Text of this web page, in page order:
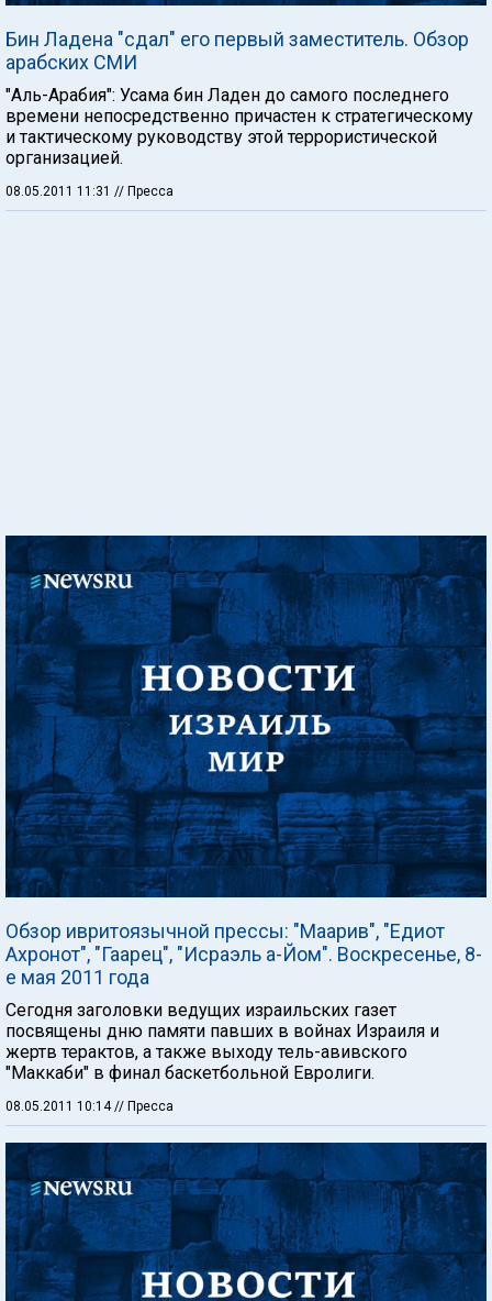
Бин Ладена "сдал" его первый заместитель. Обзор
арабских СМИ
"Аль-Арабия": Усама бин Ладен до самого последнего
времени непосредственно причастен к стратегическому
и тактическому руководству этой террористической
организацией.
08.05.2011 11:31 // Пресса
Обзор ивритоязычной прессы: "Маарив", "Едиот
Ахронот", "Гаарец", "Исраэль а-Йом". Воскресенье, 8-
е мая 2011 года
Сегодня заголовки ведущих израильских газет
посвящены дню памяти павших в войнах Израиля и
жертв терактов, а также выходу тель-авивского
"Маккаби" в финал баскетбольной Евролиги.
08.05.2011 10:14 // Пресса